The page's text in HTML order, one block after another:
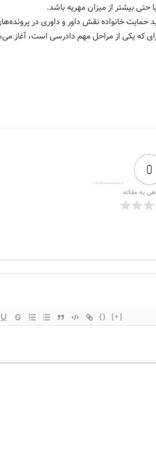
حتی بیشتر از میزان مهریه باشد.
حمایت خانواده نقش داور و داوری در
که یکی از مراحل مهم دادرسی است، آغاز
0
به مقاله
{} [+]